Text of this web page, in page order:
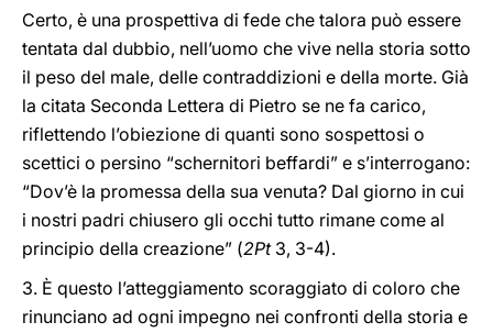
Certo, è una prospettiva di fede che talora può essere
tentata dal dubbio, nell’uomo che vive nella storia sotto
il peso del male, delle contraddizioni e della morte. Già
la citata Seconda Lettera di Pietro se ne fa carico,
riflettendo l’obiezione di quanti sono sospettosi o
scettici o persino “schernitori beffardi” e s’interrogano:
“Dov’è la promessa della sua venuta? Dal giorno in cui
i nostri padri chiusero gli occhi tutto rimane come al
principio della creazione” (2Pt3, 3-4).
3. È questo l’atteggiamento scoraggiato di coloro che
rinunciano ad ogni impegno nei confronti della storia e